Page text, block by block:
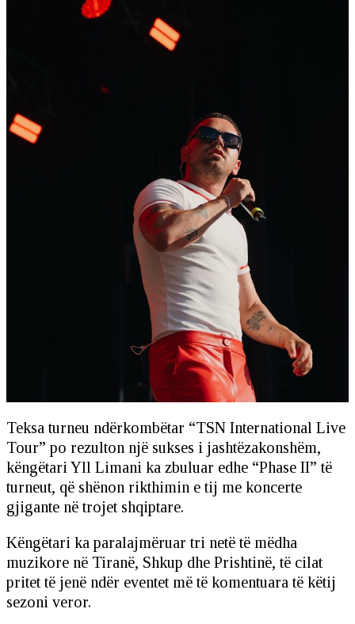
Teksa turneu ndërkombëtar “TSN International Live
Tour” po rezulton një sukses i jashtëzakonshëm,
këngëtari Yll Limani ka zbuluar edhe “Phase II” të
turneut, që shënon rikthimin e tij me koncerte
gjigante në trojet shqiptare.
Këngëtari ka paralajmëruar tri netë të mëdha
muzikore në Tiranë, Shkup dhe Prishtinë, të cilat
pritet të jenë ndër eventet më të komentuara të këtij
sezoni veror.